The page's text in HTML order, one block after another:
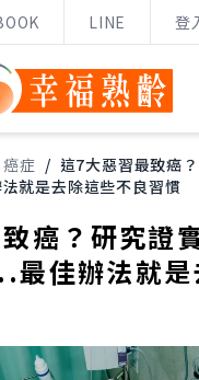
LINE 登
癌症 / 這7大惡習最致癌
就是去除這些不良習慣
癌？研究證
最佳辦法就是